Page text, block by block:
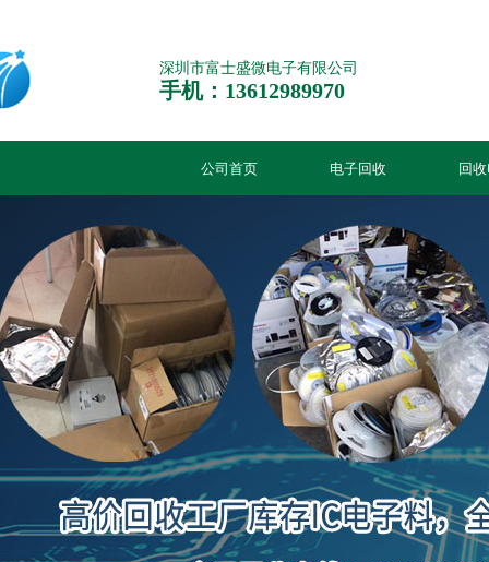
深圳市富士盛微电子有限公司
手机：13612989970
公司首页 电子回收 回